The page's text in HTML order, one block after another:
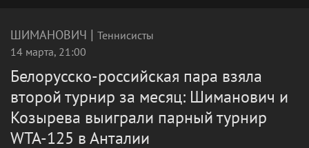
ШИМАНОВИЧ | Теннисисты
14 марта, 21:00
Белорусско-российская пара взяла
второй турнир за месяц: Шиманович и
Козырева выиграли парный турнир
WTA-125 в Анталии